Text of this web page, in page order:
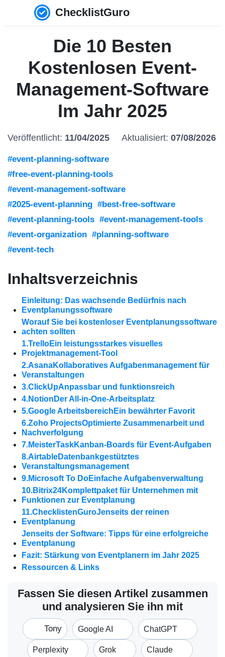
ChecklistGuro
Die 10 Besten
Kostenlosen Event-
Management-Software
Im Jahr 2025
Veröffentlicht: 11/04/2025 Aktualisiert: 07/08/2026
#event-planning-software
#free-event-planning-tools
#event-management-software
#2025-event-planning #best-free-software
#event-planning-tools #event-management-tools
#event-organization #planning-software
#event-tech
Inhaltsverzeichnis
Einleitung: Das wachsende Bedürfnis nach
Eventplanungssoftware
Worauf Sie bei kostenloser Eventplanungssoftware
achten sollten
1.TrelloEin leistungsstarkes visuelles
Projektmanagement-Tool
2.AsanaKollaboratives Aufgabenmanagement für
Veranstaltungen
3.ClickUpAnpassbar und funktionsreich
4.NotionDer All-in-One-Arbeitsplatz
5.Google ArbeitsbereichEin bewährter Favorit
6.Zoho ProjectsOptimierte Zusammenarbeit und
Nachverfolgung
7.MeisterTaskKanban-Boards für Event-Aufgaben
8.AirtableDatenbankgestütztes
Veranstaltungsmanagement
9.Microsoft To DoEinfache Aufgabenverwaltung
10.Bitrix24Komplettpaket für Unternehmen mit
Funktionen zur Eventplanung
11.ChecklistenGuroJenseits der reinen
Eventplanung
Jenseits der Software: Tipps für eine erfolgreiche
Eventplanung
Fazit: Stärkung von Eventplanern im Jahr 2025
Ressourcen & Links
Fassen Sie diesen Artikel zusammen
und analysieren Sie ihn mit
Tony Google AI ChatGPT
Perplexity Grok Claude